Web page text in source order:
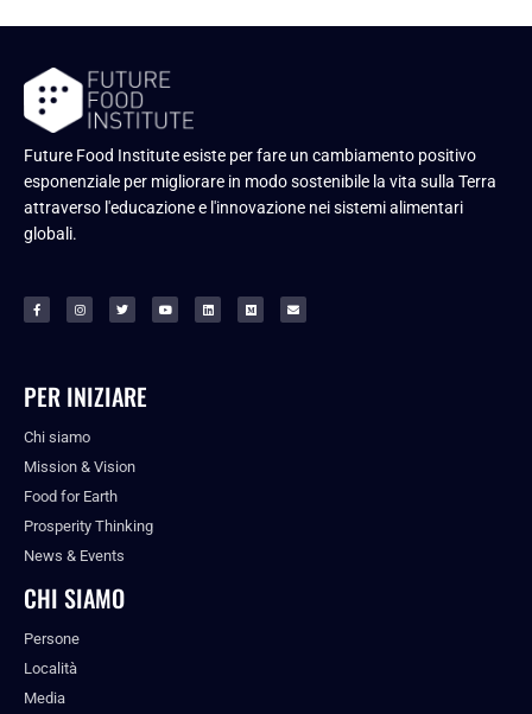
Future Food Institute esiste per fare un cambiamento positivo
esponenziale per migliorare in modo sostenibile la vita sulla Terra
attraverso l'educazione e l'innovazione nei sistemi alimentari
globali.
PER INIZIARE
Chi siamo
Mission & Vision
Food for Earth
Prosperity Thinking
News & Events
CHI SIAMO
Persone
Località
Media